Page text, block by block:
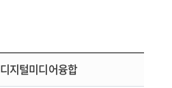
디지털미디어융합